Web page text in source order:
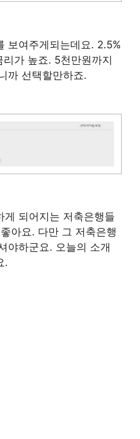
보여주게되는데요. 2.5%
가 높죠. 5천만원까지
까 선택할만하죠.
게 되어지는 저축은행들
아요. 다만 그 저축은행
야하군요. 오늘의 소개
.